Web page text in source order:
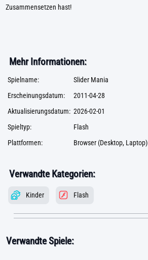
Zusammensetzen hast!
Mehr Informationen:
Spielname:
Slider Mania
Erscheinungsdatum:
2011-04-28
Aktualisierungsdatum: 2026-02-01
Spieltyp:
Flash
Plattformen:
Browser (Desktop, Laptop)
Verwandte Kategorien:
Kinder Flash
Verwandte Spiele: